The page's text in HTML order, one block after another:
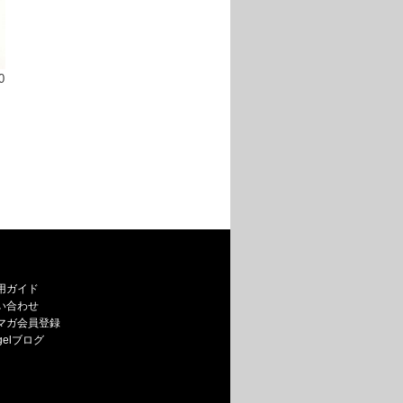
ガイド
合わせ
ガ会員登録
ブログ